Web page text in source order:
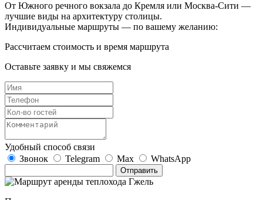
От Южного речного вокзала до Кремля или Москва-Сити —
лучшие виды на архитектуру столицы.
Индивидуальные маршруты — по вашему желанию:
Рассчитаем стоимость и время маршрута
Оставьте заявку и мы свяжемся
Удобный способ связи
Звонок
Telegram Max WhatsApp
Отправить